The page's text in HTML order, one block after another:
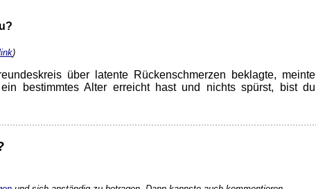
)
über latente Rückenschmerzen beklagte, meinte
bestimmtes Alter erreicht hast und nichts spürst, bist du